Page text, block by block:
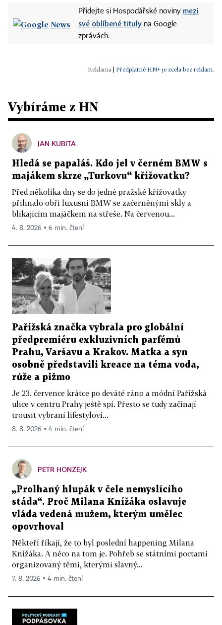
Přidejte si Hospodářské noviny mezi
své oblíbené tituly na Google
zprávách.
Předplatné HN+ je zcela bez reklam.
Vybíráme z HN
JAN KUBITA
Hledá se papaláš. Kdo jel v černém BMW s
majákem skrze „Turkovu“ křižovatku?
Před několika dny se do jedné pražské křižovatky
přihnalo obří luxusní BMW se začerněnými skly a
blikajícím majáčkem na střeše. Na červenou...
4. 8. 2026 ▪ 6 min. čtení
Pařížská značka vybrala pro globální
předpremiéru exkluzivních parfémů
Prahu, Varšavu a Krakov. Matka a syn
osobně představili kreace na téma voda,
růže a pižmo
Je 23. července krátce po deváté ráno a módní Pařížská
ulice v centru Prahy ještě spí. Přesto se tudy začínají
trousit vybraní lifestyloví...
8. 8. 2026 ▪ 4 min. čtení
PETR HONZEJK
„Prolhaný hlupák v čele nemyslícího
stáda“. Proč Milana Knížáka oslavuje
vláda vedená mužem, kterým umělec
opovrhoval
Někteří říkají, že to byl poslední happening Milana
Knížáka. A něco na tom je. Pohřeb se státními poctami
organizovaný těmi, kterými slavný...
7. 8. 2026 ▪ 4 min. čtení